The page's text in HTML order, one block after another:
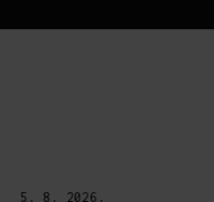
4. 8. 2026.